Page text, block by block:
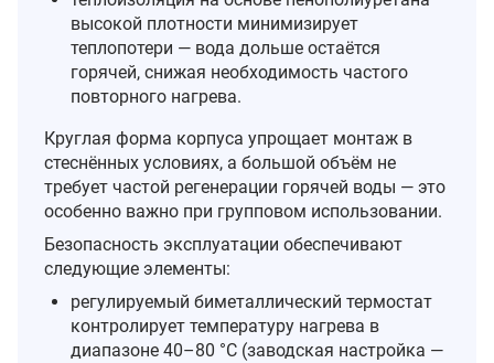
высокой плотности минимизирует
теплопотери — вода дольше остаётся
горячей, снижая необходимость частого
повторного нагрева.
Круглая форма корпуса упрощает монтаж в
стеснённых условиях, а большой объём не
требует частой регенерации горячей воды — это
особенно важно при групповом использовании.
Безопасность эксплуатации обеспечивают
следующие элементы:
регулируемый биметаллический термостат
контролирует температуру нагрева в
диапазоне 40–80 °C (заводская настройка —